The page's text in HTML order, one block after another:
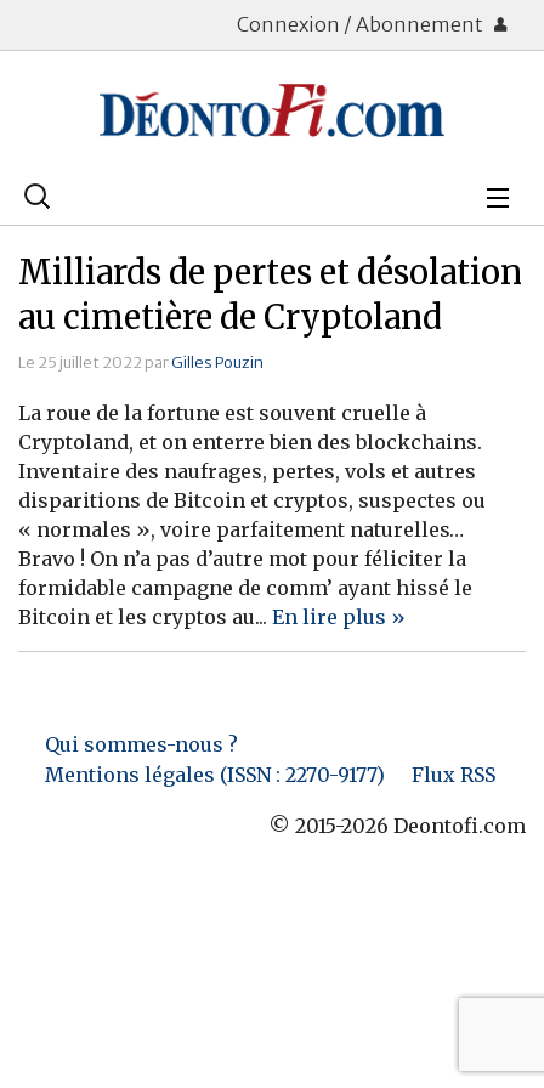
Connexion / Abonnement
Rechercher
Bourse
Placements
Assurance Vie
Patrimoine
Immobilier
Banque
Milliards de pertes et désolation
au cimetière de Cryptoland
Le 25 juillet 2022 parGilles Pouzin
La roue de la fortune est souvent cruelle à
Cryptoland, et on enterre bien des blockchains.
Inventaire des naufrages, pertes, vols et autres
disparitions de Bitcoin et cryptos, suspectes ou
« normales », voire parfaitement naturelles…
Bravo ! On n’a pas d’autre mot pour féliciter la
formidable campagne de comm’ ayant hissé le
Bitcoin et les cryptos au... En lire plus »
Qui sommes-nous ?
Mentions légales (ISSN : 2270-9177)
Flux RSS
© 2015-2026 Deontofi.com